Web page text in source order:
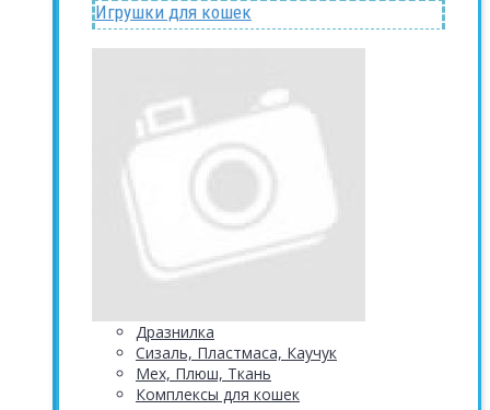
Игрушки для кошек
Дразнилка
Сизаль, Пластмаса, Каучук
Мех, Плюш, Ткань
Комплексы для кошек